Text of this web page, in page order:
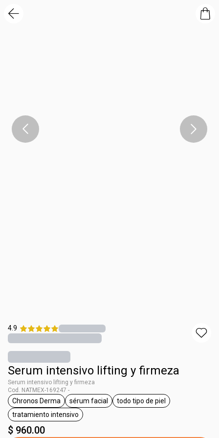
4.9
Serum intensivo lifting y firmeza
Serum intensivo lifting y firmeza
Cod. NATMEX-169247 -
etiqueta Chronos Derma
Chronos Derma
etiqueta sérum facial
sérum facial
etiqueta todo tipo de piel
todo tipo de piel
etiqueta tratamiento intensivo
tratamiento intensivo
$ 960.00